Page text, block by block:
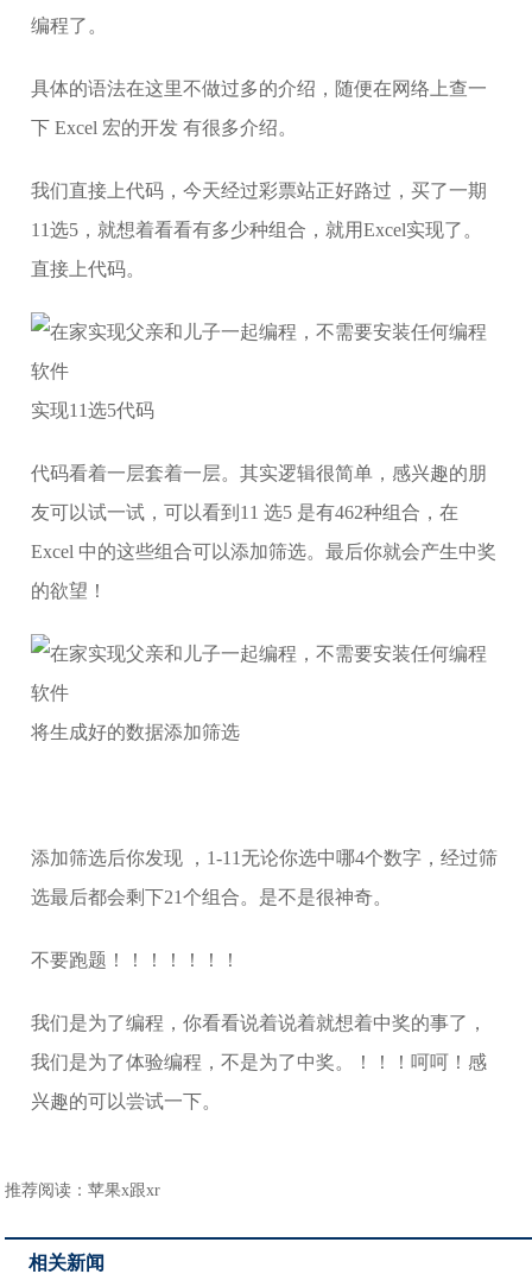
编程了。
具体的语法在这里不做过多的介绍，随便在网络上查一
下 Excel 宏的开发 有很多介绍。
我们直接上代码，今天经过彩票站正好路过，买了一期
11选5，就想着看看有多少种组合，就用Excel实现了。
直接上代码。
实现11选5代码
代码看着一层套着一层。其实逻辑很简单，感兴趣的朋
友可以试一试，可以看到11 选5 是有462种组合，在
Excel 中的这些组合可以添加筛选。最后你就会产生中奖
的欲望！
将生成好的数据添加筛选
添加筛选后你发现 ，1-11无论你选中哪4个数字，经过筛
选最后都会剩下21个组合。是不是很神奇。
不要跑题！！！！！！！
我们是为了编程，你看看说着说着就想着中奖的事了，
我们是为了体验编程，不是为了中奖。！！！呵呵！感
兴趣的可以尝试一下。
推荐阅读：苹果x跟xr
相关新闻